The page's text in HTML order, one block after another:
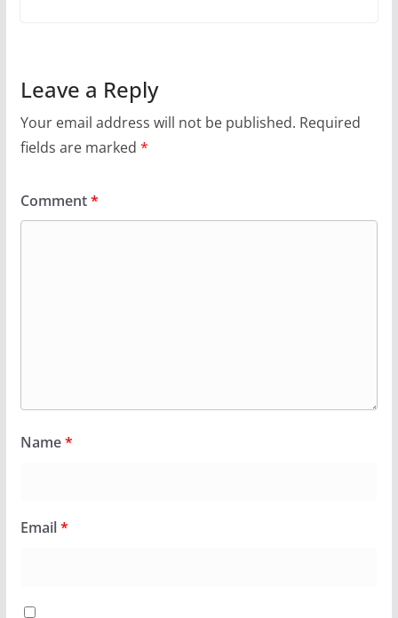
Leave a Reply
Your email address will not be published. Required
fields are marked *
Comment*
Name*
Email*